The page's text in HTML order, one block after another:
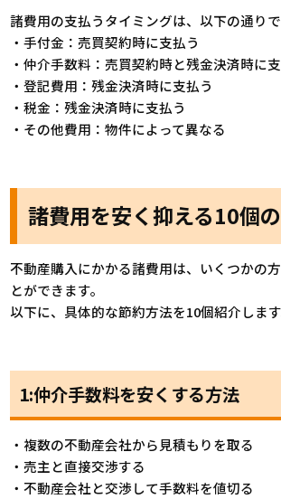
諸費用の支払うタイミングは、以下の通りで
・手付金：売買契約時に支払う
・仲介手数料：売買契約時と残金決済時に
・登記費用：残金決済時に支払う
・税金：残金決済時に支払う
・その他費用：物件によって異なる
諸費用を安く抑える10個
不動産購入にかかる諸費用は、いくつかの
とができます。
以下に、具体的な節約方法を10個紹介します
1:仲介手数料を安くする方法
・複数の不動産会社から見積もりを取る
・売主と直接交渉する
・不動産会社と交渉して手数料を値切る